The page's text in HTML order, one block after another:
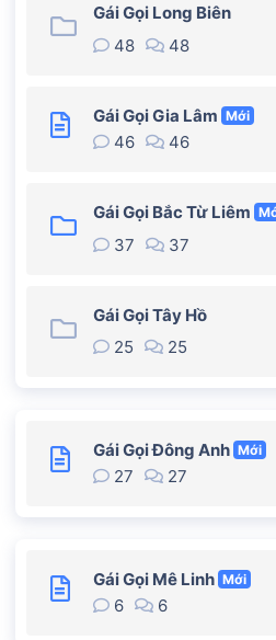
Gái Gọi Long Biên
48
48
Gái Gọi Gia Lâm Mới
46 46
Gái Gọi Bắc Từ Liêm
37 37
Gái Gọi Tây Hồ
25
25
Gái Gọi Đông Anh Mới
27 27
Gái Gọi Mê Linh Mới
6 6